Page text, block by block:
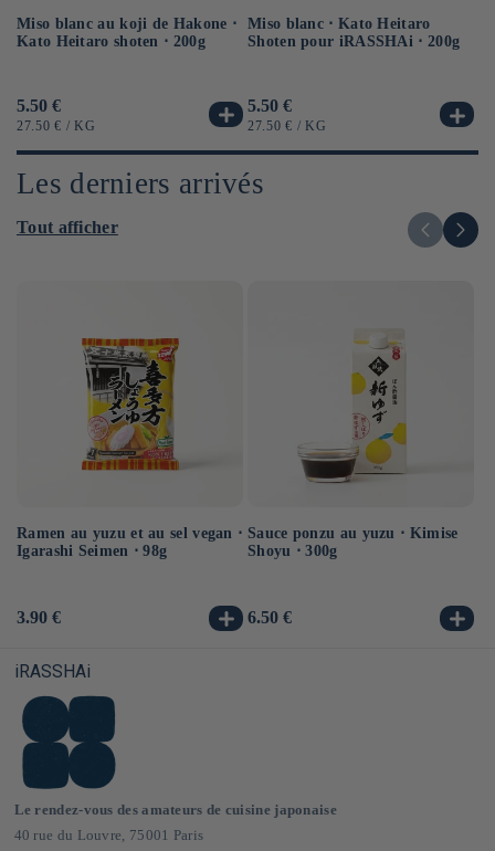
Miso blanc au koji de Hakone ⋅
Kato Heitaro shoten ⋅ 200g
Prix
habituel
5.50 €
PRIX
27.50 € / PAR
KG
Miso blanc ⋅ Kato Heitaro
Shoten pour iRASSHAi ⋅ 200g
Prix
habituel
5.50 €
PRIX
27.50 € / PAR
KG
Les derniers arrivés
Tout afficher
Ramen au yuzu et au sel vegan ⋅
Igarashi Seimen ⋅ 98g
Prix
3.90 €
Sauce ponzu au yuzu ⋅ Kimise
Shoyu ⋅ 300g
Prix
6.50 €
iRASSHAi
Le rendez-vous des amateurs de cuisine japonaise
40 rue du Louvre, 75001 Paris